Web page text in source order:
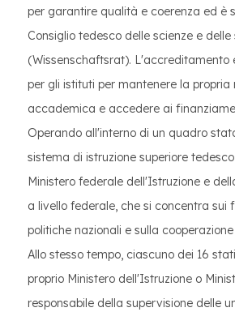
per garantire qualità e coerenza ed è
Consiglio tedesco delle scienze e
(Wissenschaftsrat). L'accreditamento
per gli istituti per mantenere la propria
accademica e accedere ai
Operando all'interno di un quadro
sistema di istruzione superiore
Ministero federale dell'Istruzione e
a livello federale, che si concentra sui
politiche nazionali e sulla
Allo stesso tempo, ciascuno dei 16
proprio Ministero dell'Istruzione o
responsabile della supervisione delle